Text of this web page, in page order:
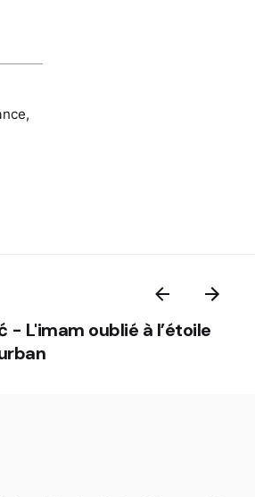
,
- L'imam oublié à l’étoile